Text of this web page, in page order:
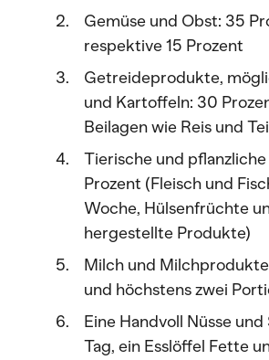
Gemüse und Obst: 35
respektive 15 Prozent
Getreideprodukte,
und Kartoffeln: 30
Beilagen wie Reis und
Tierische und
Prozent (Fleisch und
Woche, Hülsenfrüchte
hergestellte Produkte)
Milch und
und höchstens zwei
Eine Handvoll Nüsse
Tag, ein Esslöffel Fette